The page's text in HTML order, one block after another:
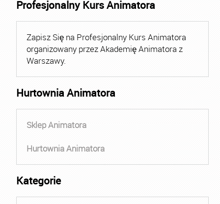
Profesjonalny Kurs Animatora
Zapisz Się na Profesjonalny Kurs Animatora
organizowany przez Akademię Animatora z
Warszawy.
Hurtownia Animatora
Sklep Animatora
Hurtownia Animatora
Kategorie